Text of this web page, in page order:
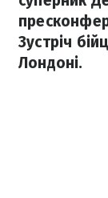
Зустріч
Лондоні.